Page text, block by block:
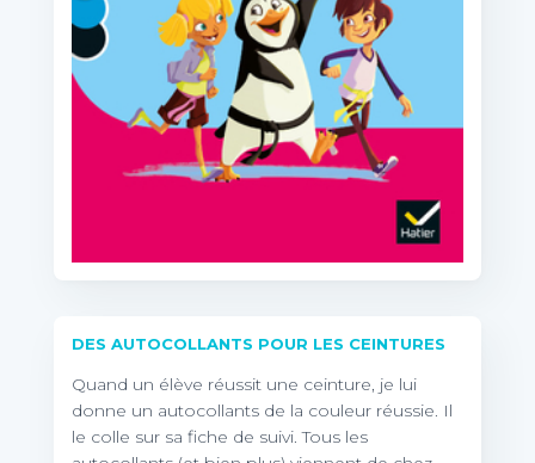
DES AUTOCOLLANTS POUR LES CEINTURES
Quand un élève réussit une ceinture, je lui
donne un autocollants de la couleur réussie. Il
le colle sur sa fiche de suivi. Tous les